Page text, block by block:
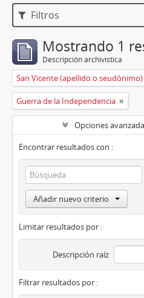
Filtros
Mostrando 1
Descripción archivística
San Vicente (apellido o seudónimo)
Guerra de la Independencia
Opciones
Encontrar resultados con :
Añadir nuevo criterio
Limitar resultados por :
Descripción raíz
Filtrar resultados por :